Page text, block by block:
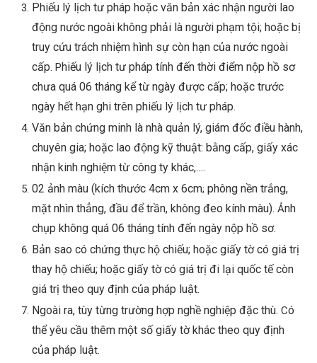
Phiếu lý lịch tư pháp hoặc văn bản xác nhận người lao
động nước ngoài không phải là người phạm tội; hoặc bị
truy cứu trách nhiệm hình sự còn hạn của nước ngoài
cấp. Phiếu lý lịch tư pháp tính đến thời điểm nộp hồ sơ
chưa quá 06 tháng kể từ ngày được cấp; hoặc trước
ngày hết hạn ghi trên phiếu lý lịch tư pháp.
Văn bản chứng minh là nhà quản lý, giám đốc điều hành,
chuyên gia; hoặc lao động kỹ thuật: bằng cấp, giấy xác
nhận kinh nghiệm từ công ty khác,….
02 ảnh màu (kích thước 4cm x 6cm; phông nền trắng,
mặt nhìn thẳng, đầu để trần, không đeo kính màu). Ảnh
chụp không quá 06 tháng tính đến ngày nộp hồ sơ.
Bản sao có chứng thực hộ chiếu; hoặc giấy tờ có giá trị
thay hộ chiếu; hoặc giấy tờ có giá trị đi lại quốc tế còn
giá trị theo quy định của pháp luật.
Ngoài ra, tùy từng trường hợp nghề nghiệp đặc thù. Có
thể yêu cầu thêm một số giấy tờ khác theo quy định
của pháp luật.